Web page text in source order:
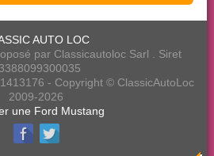
AUTO LOC
par Classicautoloc Sarl . Siret
- Copyright © ClassicAutoLoc
2009-2026
une Ford Mustang